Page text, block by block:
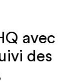
avec
des